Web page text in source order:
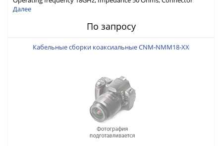
interface MIL-STD-348
Далее
По запросу
Кабельные сборки коаксиальные CNM-NMM18-XX